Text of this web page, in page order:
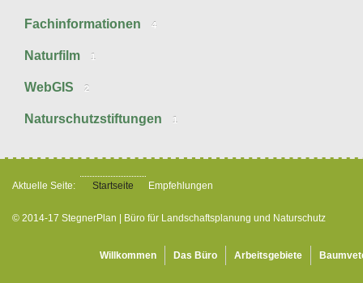
Fachinformationen 4
Naturfilm 1
WebGIS 2
Naturschutzstiftungen 1
Aktuelle Seite: Startseite Empfehlungen
© 2014-17 StegnerPlan | Büro für Landschaftsplanung und Naturschutz
Willkommen Das Büro Arbeitsgebiete